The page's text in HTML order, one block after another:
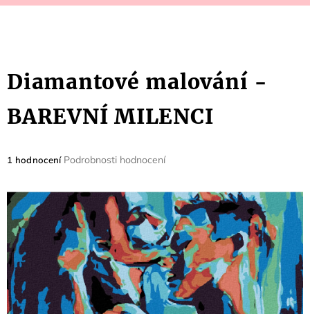
Diamantové malování -
BAREVNÍ MILENCI
Průměrné
je
5,0
hvězdiček.
1 hodnocení Podrobnosti hodnocení